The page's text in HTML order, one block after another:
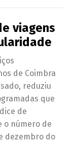
viagens
de Coimbra
reduziu
que
de
o número de
dezembro do